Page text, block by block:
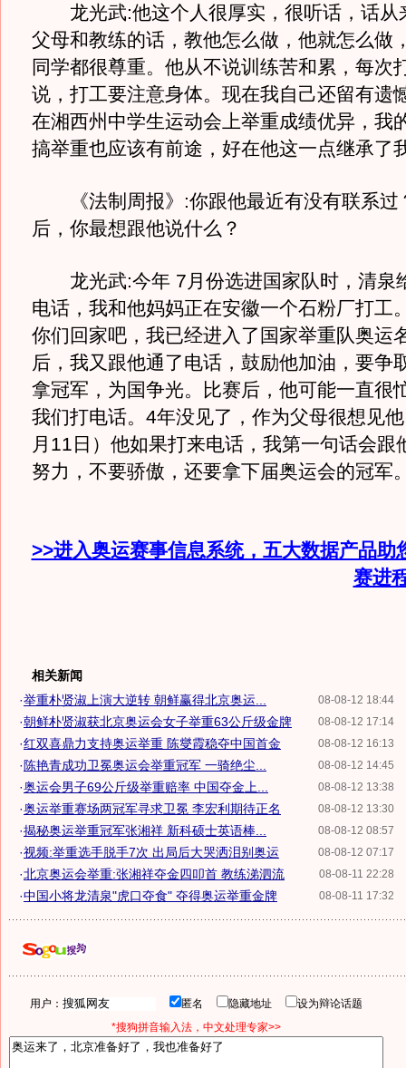
龙光武:他这个人很厚实，很听话，话从
父母和教练的话，教他怎么做，他就怎么做
同学都很尊重。他从不说训练苦和累，每次
说，打工要注意身体。现在我自己还留有遗
在湘西州中学生运动会上举重成绩优异，我
搞举重也应该有前途，好在他这一点继承了
《法制周报》:你跟他最近有没有联系过
后，你最想跟他说什么？
龙光武:今年 7月份选进国家队时，清泉
电话，我和他妈妈正在安徽一个石粉厂打工
你们回家吧，我已经进入了国家举重队奥运
后，我又跟他通了电话，鼓励他加油，要争
拿冠军，为国争光。比赛后，他可能一直很
我们打电话。4年没见了，作为父母很想见
月11日）他如果打来电话，我第一句话会跟
努力，不要骄傲，还要拿下届奥运会的冠军
>>进入奥运赛事信息系统，五大数据产品助
赛进
相关新闻
08-08-12 18:44
·举重朴贤淑上演大逆转 朝鲜赢得北京奥运...
08-08-12 17:14
·朝鲜朴贤淑获北京奥运会女子举重63公斤级金牌
08-08-12 16:13
·红双喜鼎力支持奥运举重 陈燮霞稳夺中国首金
08-08-12 14:45
· 陈艳青成功卫冕奥运会举重冠军 一骑绝尘...
08-08-12 13:38
·奥运会男子69公斤级举重赔率 中国夺金上...
08-08-12 13:30
·奥运举重赛场两冠军寻求卫冕 李宏利期待正名
08-08-12 08:57
·揭秘奥运举重冠军张湘祥 新科硕士英语棒...
08-08-12 07:17
·视频:举重选手脱手7次 出局后大哭洒泪别奥运
08-08-11 22:28
·北京奥运会举重:张湘祥夺金四叩首 教练涕泗流
08-08-11 17:32
·中国小将龙清泉"虎口夺食" 夺得奥运举重金牌
用户： 匿名 隐藏地址
设为辩论话题
*搜狗拼音输入法，中文处理专家>>